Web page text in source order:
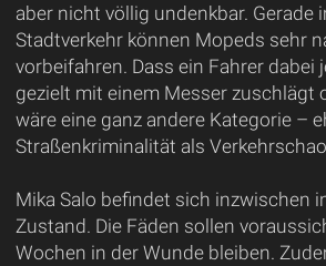
aber nicht völlig undenkbar. Gerade
Stadtverkehr können Mopeds sehr
vorbeifahren. Dass ein Fahrer dabei
gezielt mit einem Messer zuschlägt
wäre eine ganz andere Kategorie –
Straßenkriminalität als
Mika Salo befindet sich inzwischen
Zustand. Die Fäden sollen
Wochen in der Wunde bleiben.